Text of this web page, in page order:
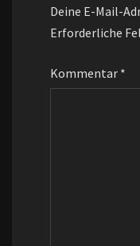
Deine E-Mail-
Erforderliche
Kommentar *